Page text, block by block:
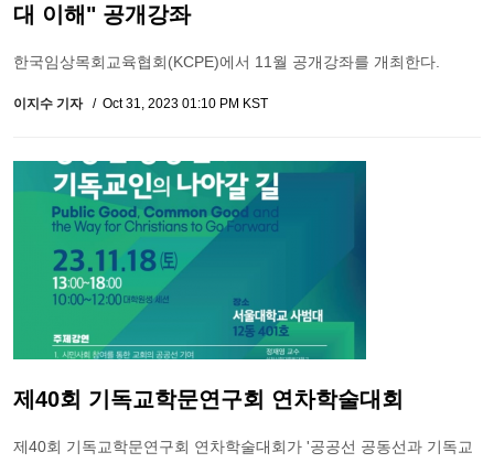
대 이해" 공개강좌
한국임상목회교육협회(KCPE)에서 11월 공개강좌를 개최한다.
이지수 기자 Oct 31, 2023 01:10 PM KST
제40회 기독교학문연구회 연차학술대회
제40회 기독교학문연구회 연차학술대회가 '공공선 공동선과 기독교